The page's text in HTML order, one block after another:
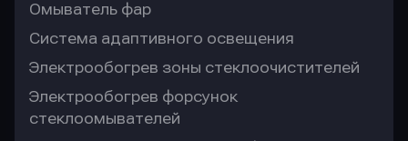
Омыватель фар
Система адаптивного освещения
Электрообогрев зоны стеклоочистителей
Электрообогрев форсунок
стеклоомывателей